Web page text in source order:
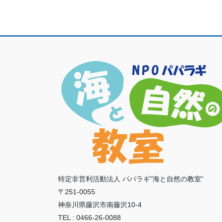
特定非営利活動法人 パパラギ"海と自然の教室“
〒251-0055
神奈川県藤沢市南藤沢10-4
TEL : 0466-26-0088